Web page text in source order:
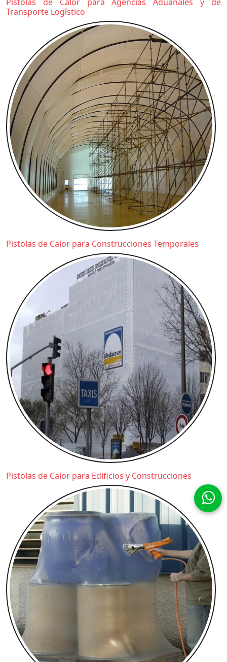
Transporte Logístico
Pistolas de Calor para Construcciones Temporales
Pistolas de Calor para Edificios y Construcciones